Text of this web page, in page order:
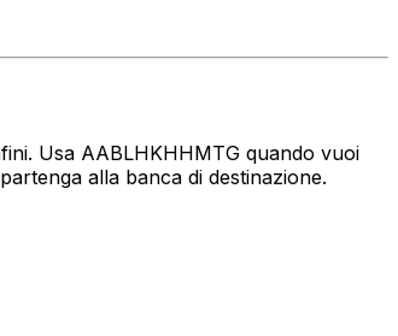
Usa AABLHKHHMTG quando vuoi
alla banca di destinazione.